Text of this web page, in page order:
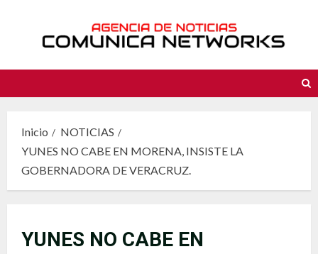
contenido
Inicio
NOTICIAS
YUNES NO CABE EN MORENA, INSISTE LA
GOBERNADORA DE VERACRUZ.
YUNES NO CABE EN